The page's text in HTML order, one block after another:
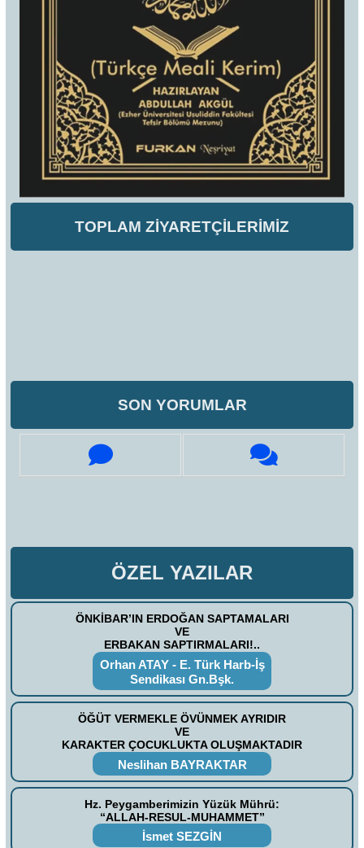
TOPLAM ZİYARETÇİLERİMİZ
SON YORUMLAR
ÖZEL YAZILAR
ÖNKİBAR’IN ERDOĞAN SAPTAMALARI
VE
ERBAKAN SAPTIRMALARI!..
Orhan ATAY - E. Türk Harb-İş
Sendikası Gn.Bşk.
ÖĞÜT VERMEKLE ÖVÜNMEK AYRIDIR
VE
KARAKTER ÇOCUKLUKTA OLUŞMAKTADIR
Neslihan BAYRAKTAR
Hz. Peygamberimizin Yüzük Mührü:
“ALLAH-RESUL-MUHAMMET”
İsmet SEZGİN